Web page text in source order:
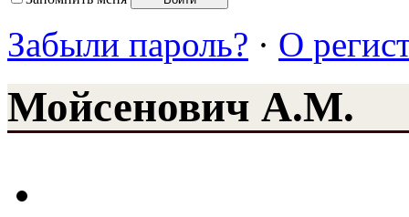
Забыли пароль? · О
Мойсенович А.М.